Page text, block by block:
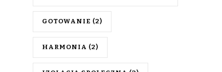
GOTOWANIE (2)
HARMONIA (2)